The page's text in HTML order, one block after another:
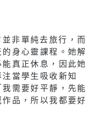
非單純去旅行，而
身心靈課程。她解
真正休息，因此她
當學生吸收新知
需要好平靜，先能
品，所以我都要好